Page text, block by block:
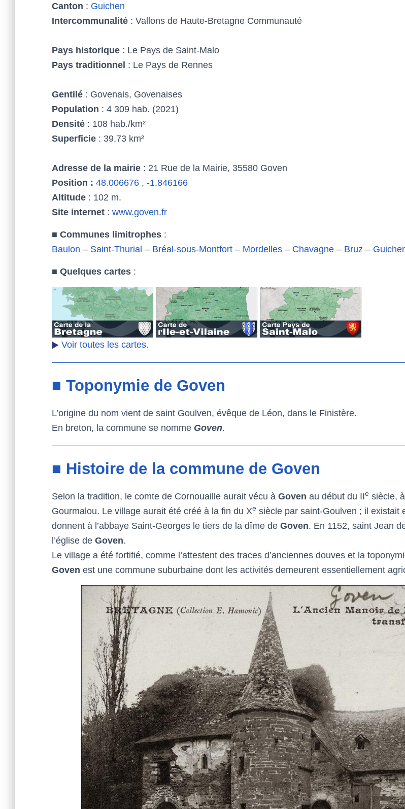
Canton : Guichen
Intercommunalité : Vallons de Haute-Bretagne Communauté
Pays historique : Le Pays de Saint-Malo
Pays traditionnel : Le Pays de Rennes
Gentilé : Govenais, Govenaises
Population : 4 309 hab. (2021)
Densité : 108 hab./km²
Superficie : 39,73 km²
Adresse de la mairie : 21 Rue de la Mairie, 35580 Goven
Position : 48.006676 , -1.846166
Altitude : 102 m.
Site internet : www.goven.fr
■ Communes limitrophes :
Baulon – Saint-Thurial – Bréal-sous-Montfort – Mordelles – Chavagne – Bruz –
■ Quelques cartes :
Voir toutes les cartes.
■ Toponymie de Goven
L’origine du nom vient de saint Goulven, évêque de Léon, dans le Finistère.
En breton, la commune se nomme Goven.
■ Histoire de la commune de Goven
Selon la tradition, le comte de Cornouaille aurait vécu à Goven au début du IIe siècle,
Gourmalou. Le village aurait été créé à la fin du Xe siècle par saint-Goulven ; il existait
donnent à l’abbaye Saint-Georges le tiers de la dîme de Goven. En 1152, saint Jean
l’église de Goven.
Le village a été fortifié, comme l’attestent des traces d’anciennes douves et la
Goven est une commune suburbaine dont les activités demeurent essentiellement